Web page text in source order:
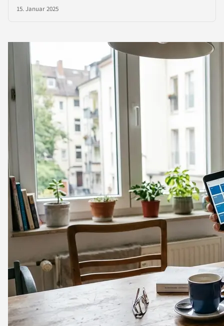
15. Januar 2025